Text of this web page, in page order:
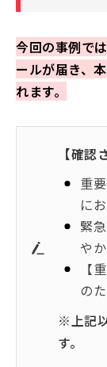
今回の事例で
ールが届き、
れます。
【確認
重
に
緊
や
【
の
※上記
す。